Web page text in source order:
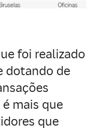
foi realizado
dotando de
mais que
que